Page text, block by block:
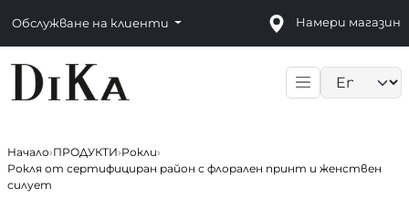
Обслужване на клиенти Намери магазин
Начало›ПРОДУКТИ›Рокли›
Рокля от сертифициран район с флорален принт и женствен
силует